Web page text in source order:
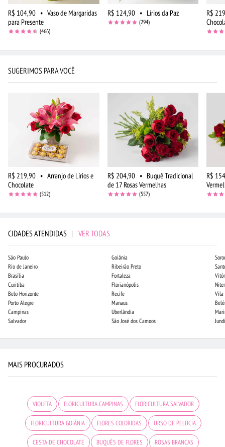
R$ 104,90 • Vaso de Margaridas
para Presente
(466)
R$ 124,90 • Lírios da Paz
(294)
R$
SUGERIMOS PARA VOCÊ
R$ 219,90 • Arranjo de Lírios e
Chocolate
(512)
R$ 204,90 • Buquê Tradicional
de 17 Rosas Vermelhas
(557)
R$
CIDADES ATENDIDAS | VER TODAS
São Paulo
Rio de Janeiro
Brasília
Curitiba
Belo Horizonte
Porto Alegre
Campinas
Salvador
Goiânia
Ribeirão Preto
Fortaleza
Florianópolis
Recife
Manaus
Uberlândia
São José dos Campos
Vila
MAIS PROCURADOS
VIOLETA FLORICULTURA CAMPINAS FLORICULTURA SALVADOR
FLORICULTURA GOIÂNIA FLORES COLORIDAS URSO DE PELÚCIA
CESTA DE CHOCOLATE BUQUÊS DE FLORES ROSAS BRANCAS